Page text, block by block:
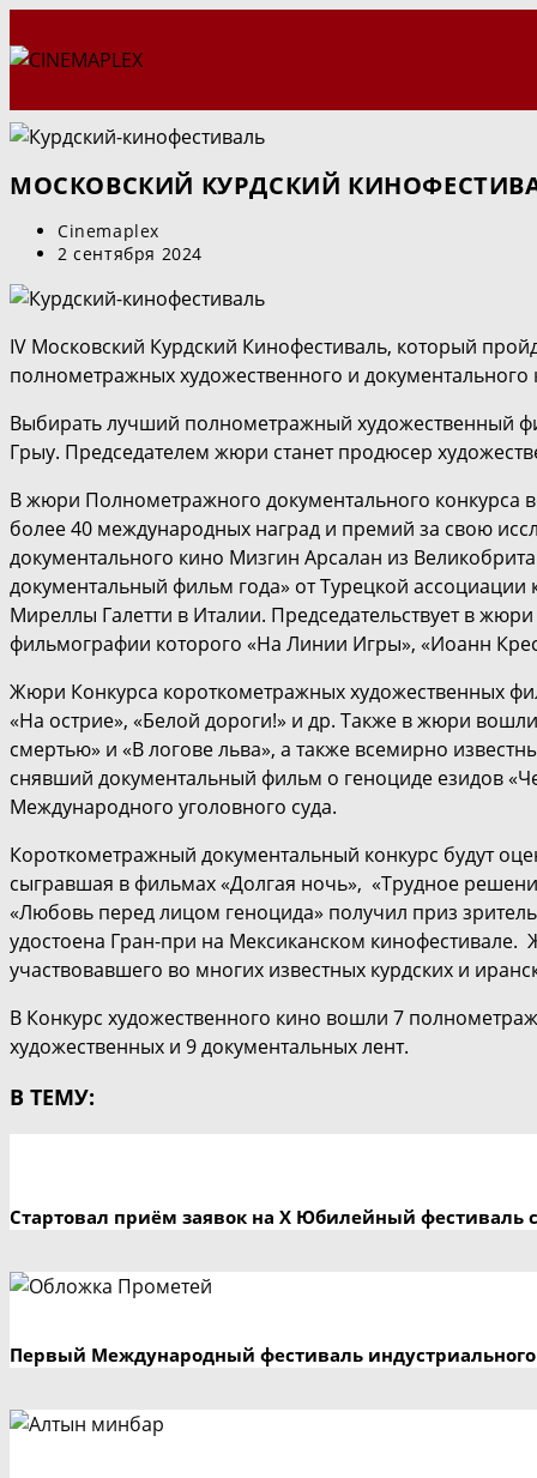
к
МОСКОВСКИЙ КУРДСКИЙ
Автор
записи:
Cinemaplex
Запись
2 сентября 2024
IV Московский Курдский Кинофестиваль, который
полнометражных художественного и
Выбирать лучший полнометражный художественный
Грыу. Председателем жюри станет продюсер
В жюри Полнометражного документального конкурса
более 40 международных наград и премий за свою
документального кино Мизгин Арсалан из
документальный фильм года» от Турецкой
Миреллы Галетти в Италии. Председательствует в
фильмографии которого «На Линии Игры», «Иоанн
Жюри Конкурса короткометражных художественных
«На острие», «Белой дороги!» и др. Также в жюри
смертью» и «В логове льва», а также всемирно
снявший документальный фильм о геноциде езидов
Международного уголовного суда.
Короткометражный документальный конкурс будут
сыгравшая в фильмах «Долгая ночь», «Трудное
«Любовь перед лицом геноцида» получил приз
удостоена Гран-при на Мексиканском кинофестивале.
участвовавшего во многих известных курдских и
В Конкурс художественного кино вошли 7
художественных и 9 документальных лент.
В ТЕМУ:
Стартовал приём заявок на X Юбилейный фестиваль
Первый Международный фестиваль